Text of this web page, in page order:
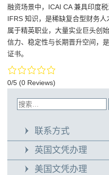
融资场景中，ICAI CA 兼具印度
IFRS 知识，是稀缺复合型财务
属于精英职业，大量实业巨头创
信力、稳定性与长期晋升空间，
证书。
0/5 (0 Reviews)
联系方式
英国文凭办理
美国文凭办理